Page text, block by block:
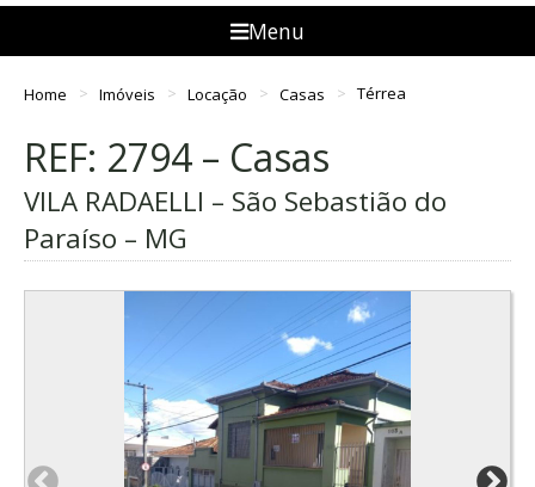
Menu
Home Imóveis Locação Casas Térrea
REF: 2794 – Casas
VILA RADAELLI – São Sebastião do
Paraíso – MG